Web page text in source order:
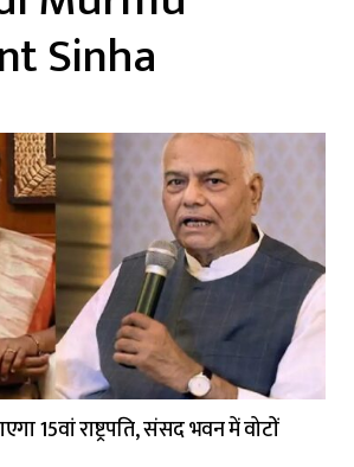
Sinha
15वां राष्ट्रपति, संसद भवन में वोटों